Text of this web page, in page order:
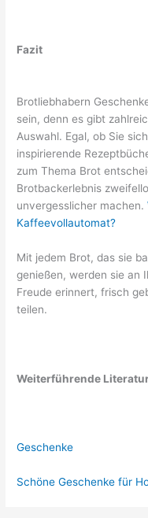
Fazit
Brotliebhabern
sein, denn es gibt
Auswahl. Egal, ob Sie
inspirierende
zum Thema Brot
Brotbackerlebnis
unvergesslicher machen.
Kaffeevollautomat?
Mit jedem Brot, das sie
genießen, werden sie an
Freude erinnert, frisch
teilen.
Weiterführende
Geschenke
Schöne Geschenke für